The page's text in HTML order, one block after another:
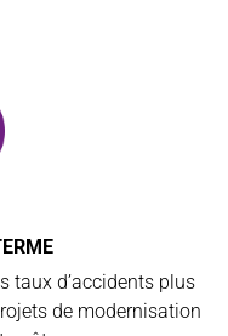
taux d’accidents plus
de modernisation